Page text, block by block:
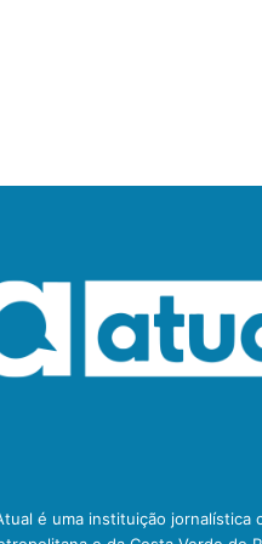
é uma instituição